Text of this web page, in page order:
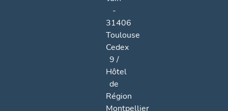
-
31406
Toulouse
Cedex
9 /
Hôtel
de
Région
Montpellier